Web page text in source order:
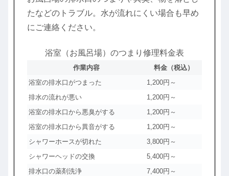
たなどのトラブル。水が流れにくい場合も早め
にご連絡ください。
浴室（お風呂場）のつまり修理料金表
作業内容
料金（税込）
浴室の排水口がつまった
1,200円～
排水の流れが悪い
1,200円～
浴室の排水口から悪臭がする
1,200円～
浴室の排水口から異音がする
1,200円～
シャワーホースが切れた
3,800円～
シャワーヘッドの交換
5,400円～
排水口の薬剤洗浄
7,400円～